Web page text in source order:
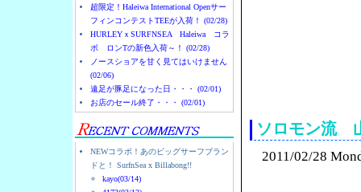
超限定！Haleiwa International Openサー
フィンコンテストTEEが入荷！ (02/28)
HURLEYｘSURFNSEA Haleiwa コラ
ボ ロンTの新色入荷～！ (02/28)
ノースショアを甘く見てはいけません
(02/06)
遠足が豚足になった日・・・ (02/01)
お店のセール終了・・・ (02/01)
NEWコラボ！あのビッグサーフブラン
ドと！ SurfnSea x Billabong!!
kayo(03/14)
ソロモン流
2011/02/28